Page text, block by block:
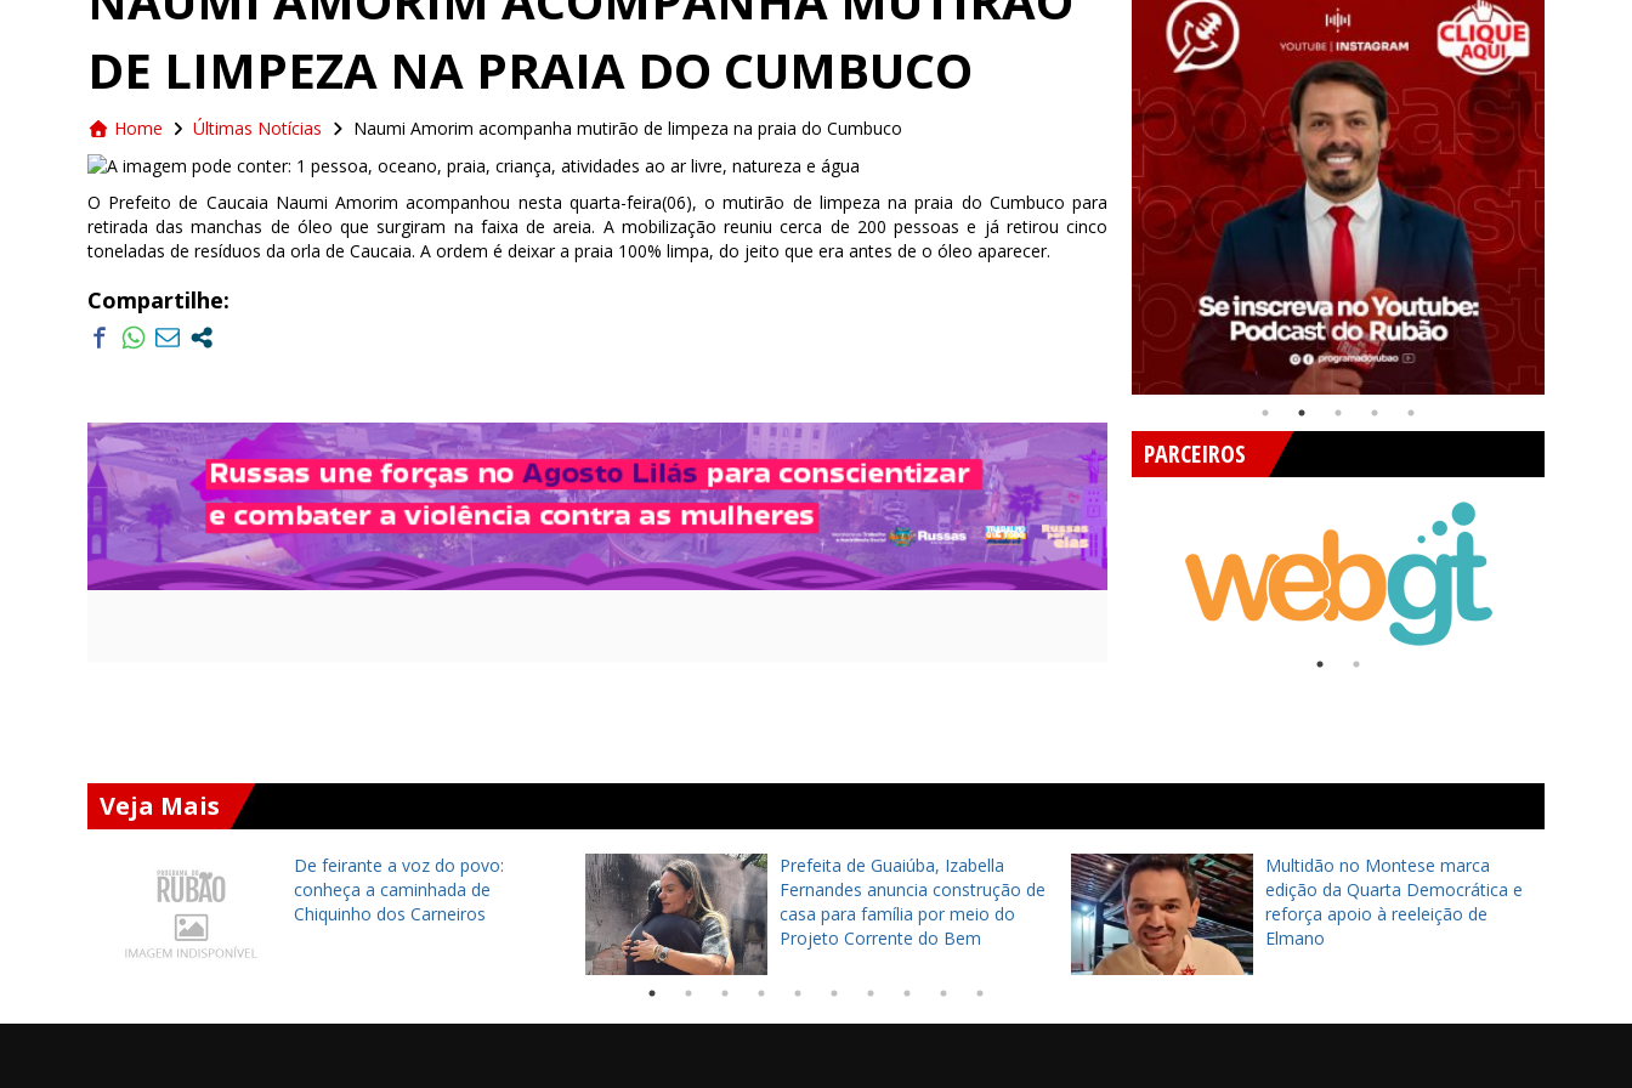
DE LIMPEZA NA PRAIA DO CUMBUCO
Home Últimas Notícias Naumi Amorim acompanha mutirão de limpeza na praia do Cumbuco
O Prefeito de Caucaia Naumi Amorim acompanhou nesta quarta-feira(06), o mutirão de limpeza na praia do Cumbuco para
retirada das manchas de óleo que surgiram na faixa de areia. A mobilização reuniu cerca de 200 pessoas e já retirou cinco
toneladas de resíduos da orla de Caucaia. A ordem é deixar a praia 100% limpa, do jeito que era antes de o óleo aparecer.
Compartilhe:
PARCEIROS
Veja Mais
De feirante a voz do povo:
conheça a caminhada de
Chiquinho dos Carneiros
Prefeita de Guaiúba, Izabella
Fernandes anuncia construção de
casa para família por meio do
Projeto Corrente do Bem
Multidão no Montese marca
edição da Quarta Democrática e
reforça apoio à reeleição de
Elmano